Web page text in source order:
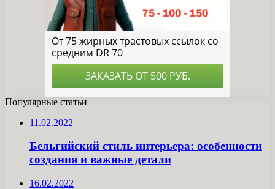
Популярные статьи
11.02.2022
Бельгийский стиль интерьера: особенности
создания и важные детали
16.02.2022